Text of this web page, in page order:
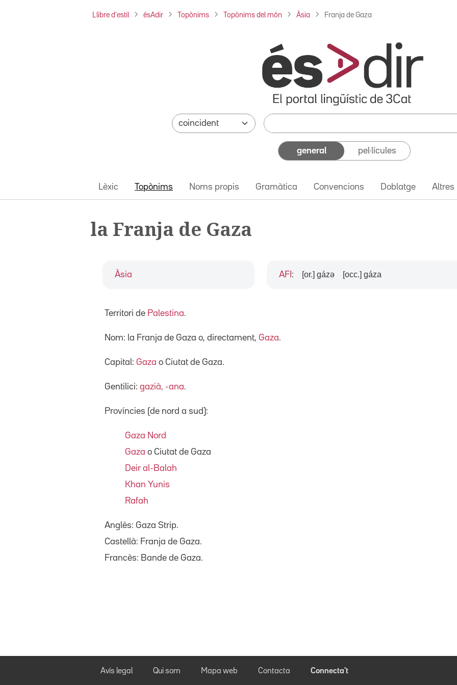
Llibre d'estil ésAdir Topònims Topònims del món Àsia Franja de Gaza
general pel·lícules
Lèxic Topònims Noms propis Gramàtica Convencions Doblatge Altres
la Franja de Gaza
Àsia AFI : [or.] gázə [occ.] gáza
Territori de Palestina.
Nom: la Franja de Gaza o, directament, Gaza.
Capital: Gaza o Ciutat de Gaza.
Gentilici: gazià, -ana.
Províncies (de nord a sud):
Gaza Nord
Gaza o Ciutat de Gaza
Deir al-Balah
Khan Yunis
Rafah
Anglès: Gaza Strip.
Castellà: Franja de Gaza.
Francès: Bande de Gaza.
Avís legal Qui som Mapa web Contacta Connecta't